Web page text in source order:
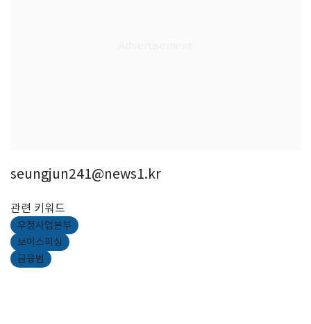
seungjun241@news1.kr
관련 키워드
우정사업본부
보이스피싱
금융범